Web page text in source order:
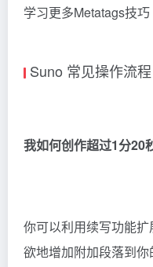
学习更多Metatags技巧
Suno 常见操作流程
我如何创作超过1分20
你可以利用续写功能
欲地增加附加段落到